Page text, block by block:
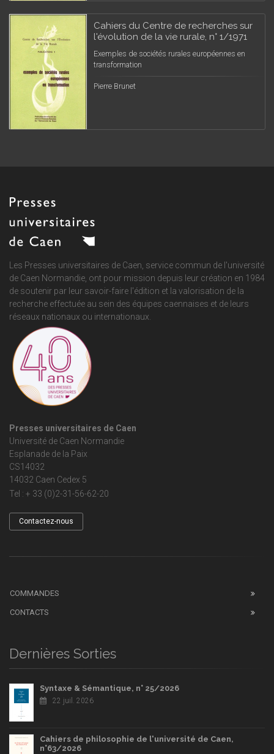
Cahiers du Centre de recherches sur
l'évolution de la vie rurale, n° 1/1971
Exemples de sociétés rurales européennes en
transformation
Pierre Brunet
Les Presses universitaires de Caen, service commun de l'université
de Caen Normandie, ont pour mission depuis leur création en 1984
de soutenir par leur savoir-faire l'édition et la valorisation de la
recherche effectuée au sein des équipes caennaises et de leurs
réseaux nationaux ou internationaux.
Presses universitaires de Caen
Université de Caen Normandie
Esplanade de la Paix
CS14032
14032 Caen Cedex 5
Tel : + 33 (0)2-31-56-62-20
Contactez-nous
COMMANDES
CONTACTS
Dernières Sorties
Syntaxe & Sémantique, n° 25/2026
22 juil. 2026
Cahiers de philosophie de l'université de Caen,
n°63/2026